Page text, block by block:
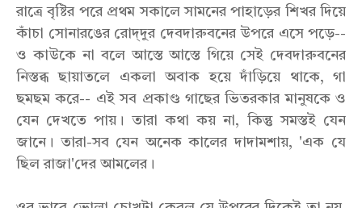
রাত্রে বৃষ্টির পরে প্রথম সকালে সামনের পাহাড়ের শিখর দিয়ে
কাঁচা সোনারঙের রোদ্‌দুর দেবদারুবনের উপরে এসে পড়ে--
ও কাউকে না বলে আস্তে আস্তে গিয়ে সেই দেবদারুবনের
নিস্তব্ধ ছায়াতলে একলা অবাক হয়ে দাঁড়িয়ে থাকে, গা
ছমছম করে-- এই সব প্রকাণ্ড গাছের ভিতরকার মানুষকে ও
যেন দেখতে পায়। তারা কথা কয় না, কিন্তু সমস্তই যেন
জানে। তারা-সব যেন অনেক কালের দাদামশায়, 'এক যে
ছিল রাজা'দের আমলের।